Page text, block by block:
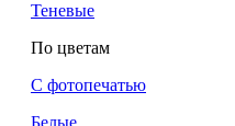
Теневые
По цветам
С фотопечатью
Белые